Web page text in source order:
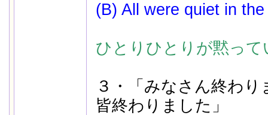
(B) All were quiet in
ひとりひとりが黙って
３・「みなさん終わ
皆終わりました」